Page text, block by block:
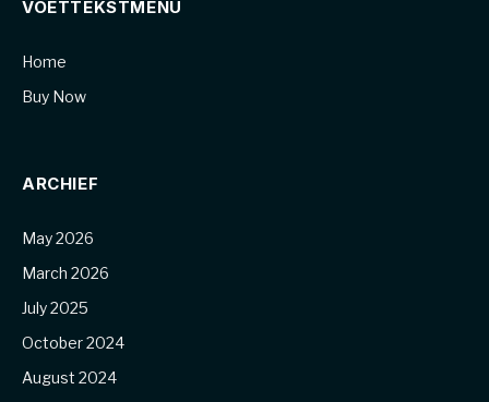
VOETTEKSTMENU
Home
Buy Now
ARCHIEF
May 2026
March 2026
July 2025
October 2024
August 2024